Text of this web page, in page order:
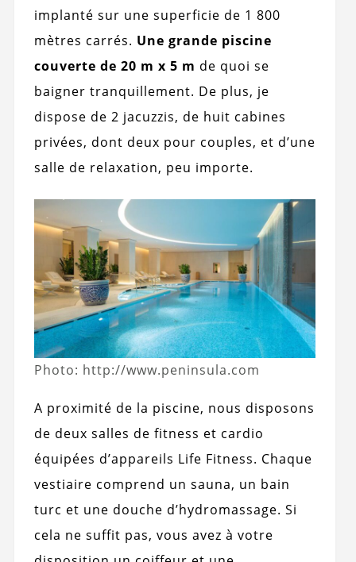
implanté sur une superficie de 1 800
mètres carrés. Une grande piscine
couverte de 20 m x 5 m de quoi se
baigner tranquillement. De plus, je
dispose de 2 jacuzzis, de huit cabines
privées, dont deux pour couples, et d’une
salle de relaxation, peu importe.
Photo: http://www.peninsula.com
A proximité de la piscine, nous disposons
de deux salles de fitness et cardio
équipées d’appareils Life Fitness. Chaque
vestiaire comprend un sauna, un bain
turc et une douche d’hydromassage. Si
cela ne suffit pas, vous avez à votre